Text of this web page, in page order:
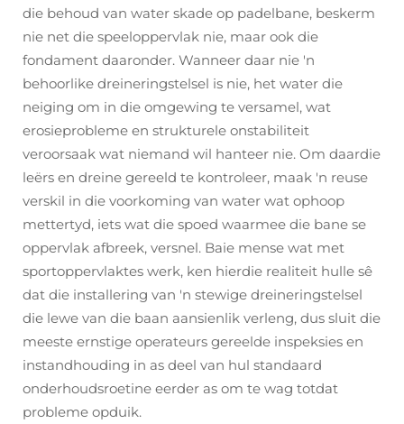
die behoud van water skade op padelbane, beskerm
nie net die speeloppervlak nie, maar ook die
fondament daaronder. Wanneer daar nie 'n
behoorlike dreineringstelsel is nie, het water die
neiging om in die omgewing te versamel, wat
erosieprobleme en strukturele onstabiliteit
veroorsaak wat niemand wil hanteer nie. Om daardie
leërs en dreine gereeld te kontroleer, maak 'n reuse
verskil in die voorkoming van water wat ophoop
mettertyd, iets wat die spoed waarmee die bane se
oppervlak afbreek, versnel. Baie mense wat met
sportoppervlaktes werk, ken hierdie realiteit hulle sê
dat die installering van 'n stewige dreineringstelsel
die lewe van die baan aansienlik verleng, dus sluit die
meeste ernstige operateurs gereelde inspeksies en
instandhouding in as deel van hul standaard
onderhoudsroetine eerder as om te wag totdat
probleme opduik.